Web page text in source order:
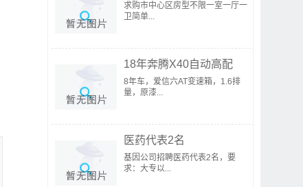
求购市中心区房型不限一室一厅一
卫简单...
18年奔腾X40自动高配
8年车，爱信六AT变速箱，1.6排
量，原漆...
医药代表2名
基因公司招聘医药代表2名，要
求：大专以...